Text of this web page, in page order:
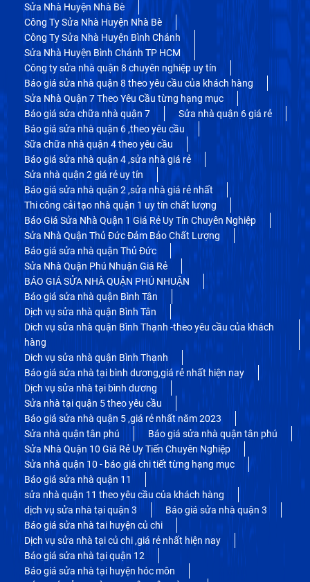
Sửa Nhà Huyện Nhà Bè
Công Ty Sửa Nhà Huyện Nhà Bè
Công Ty Sửa Nhà Huyện Bình Chánh
Sửa Nhà Huyện Bình Chánh TP HCM
Công ty sửa nhà quận 8 chuyên nghiệp uy tín
Báo giá sửa nhà quận 8 theo yêu cầu của khách hàng
Sửa Nhà Quận 7 Theo Yêu Cầu từng hạng mục
Báo giá sửa chữa nhà quận 7
Sửa nhà quận 6 giá rẻ
Báo giá sửa nhà quận 6 ,theo yêu cầu
Sữa chữa nhà quận 4 theo yêu cầu
Báo giá sửa nhà quận 4 ,sửa nhà giá rẻ
Sửa nhà quận 2 giá rẻ uy tín
Báo giá sửa nhà quận 2 ,sửa nhà giá rẻ nhất
Thi công cải tạo nhà quận 1 uy tín chất lượng
Báo Giá Sửa Nhà Quận 1 Giá Rẻ Uy Tín Chuyên Nghiệp
Sửa Nhà Quận Thủ Đức Đảm Bảo Chất Lượng
Báo giá sửa nhà quận Thủ Đức
Sửa Nhà Quận Phú Nhuận Giá Rẻ
BÁO GIÁ SỬA NHÀ QUẬN PHÚ NHUẬN
Báo giá sửa nhà quận Bình Tân
Dịch vụ sửa nhà quận Bình Tân
Dich vụ sửa nhà quận Bình Thạnh -theo yêu cầu của khách
hàng
Dich vụ sửa nhà quận Bình Thạnh
Báo giá sửa nhà tại bình dương,giá rẻ nhất hiện nay
Dịch vụ sửa nhà tại bình dương
Sửa nhà tại quận 5 theo yêu cầu
Báo giá sửa nhà quận 5 ,giá rẻ nhất năm 2023
Sửa nhà quận tân phú
Báo giá sửa nhà quận tân phú
Sửa Nhà Quận 10 Giá Rẻ Uy Tiến Chuyên Nghiệp
Sửa nhà quận 10 - báo giá chi tiết từng hạng mục
Báo giá sửa nhà quận 11
sửa nhà quận 11 theo yêu cầu của khách hàng
dịch vụ sửa nhà tại quận 3
Báo giá sửa nhà quận 3
Báo giá sửa nhà tai huyện củ chi
Dịch vụ sửa nhà tại củ chi ,giá rẻ nhất hiện nay
Báo giá sửa nhà tại quận 12
Báo giá sửa nhà tại huyện hóc môn